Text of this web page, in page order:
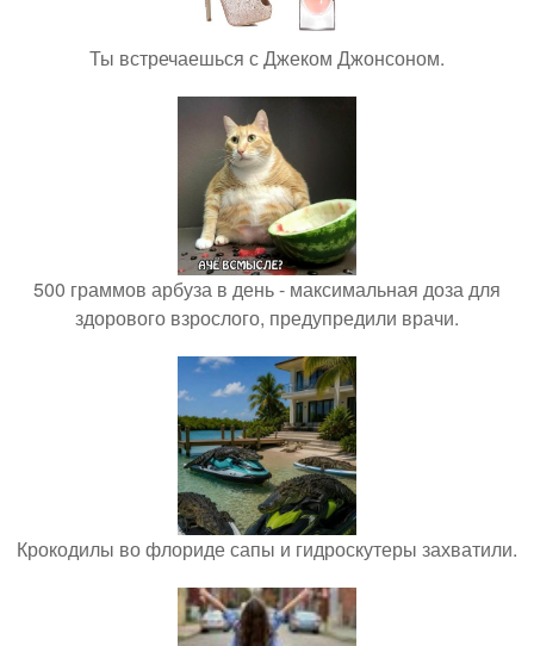
Ты встречаешься с Джеком Джонсоном.
500 граммов арбуза в день - максимальная доза для
здорового взрослого, предупредили врачи.
Крокодилы во флориде сапы и гидроскутеры захватили.